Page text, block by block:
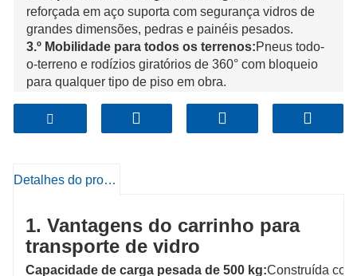
reforçada em aço suporta com segurança vidros de
grandes dimensões, pedras e painéis pesados.
3.º Mobilidade para todos os terrenos:Pneus todo-
o-terreno e rodízios giratórios de 360° com bloqueio
para qualquer tipo de piso em obra.
ergonómico da pega reduz o esforço, facilitando o
transporte individual.
6. Durabilidade Industrial:
vida útil com baixa necessidade de manutenção.
Detalhes do produto
1. Vantagens do carrinho para
transporte de vidro
Capacidade de carga pesada de 500 kg:Construída